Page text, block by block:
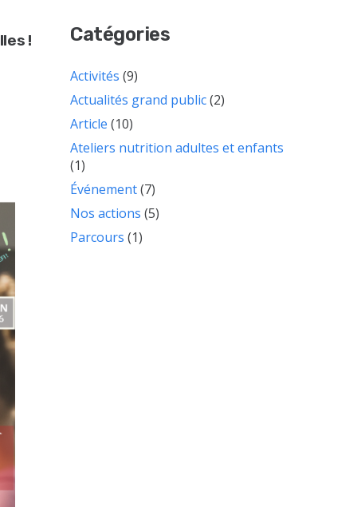
! Catégories
Activités (9)
Actualités grand public(2)
Article (10)
Ateliers nutrition adultes et enfants
(1)
Événement(7)
Nos actions (5)
Parcours (1)